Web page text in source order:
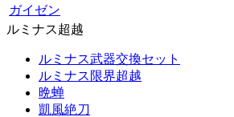
ガイゼン
ルミナス超越
ルミナス武器交換セット
ルミナス限界超越
晩蝉
凱風絶刀